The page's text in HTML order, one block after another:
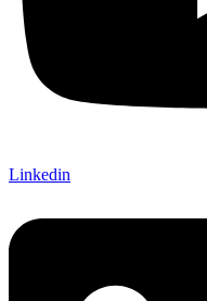
Linkedin